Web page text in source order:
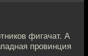
фигачат. А
провинция